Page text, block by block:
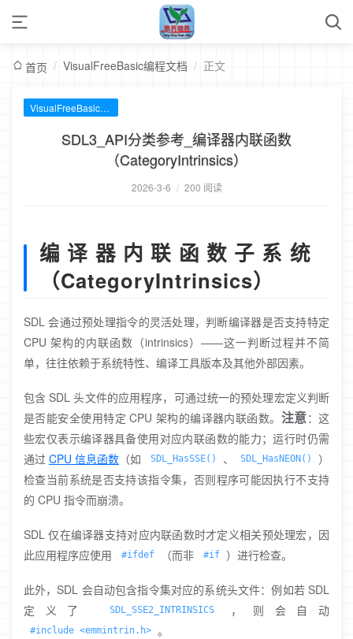
首页 / VisualFreeBasic编程文档 / 正文
VisualFreeBasic编程文档
SDL3_API分类参考_编译器内联函数
（CategoryIntrinsics）
2026-3-6 / 200 阅读
编译器内联函数子系统
（CategoryIntrinsics）
SDL 会通过预处理指令的灵活处理，判断编译器是否支持特定
CPU 架构的内联函数（intrinsics）——这一判断过程并不简
单，往往依赖于系统特性、编译工具版本及其他外部因素。
包含 SDL 头文件的应用程序，可通过统一的预处理宏定义判断
是否能安全使用特定 CPU 架构的编译器内联函数。 注意：这
些宏仅表示编译器具备使用对应内联函数的能力；运行时仍需
通过 CPU 信息函数 （如 SDL_HasSSE() 、 SDL_HasNEON()
）
检查当前系统是否支持该指令集，否则程序可能因执行不支持
的 CPU 指令而崩溃。
SDL 仅在编译器支持对应内联函数时才定义相关预处理宏，因
此应用程序应使用
#ifdef （而非 #if ）进行检查。
此外，SDL 会自动包含指令集对应的系统头文件：例如若 SDL
定义了
SDL_SSE2_INTRINSICS ，则会自动
#include <emmintrin.h> 。